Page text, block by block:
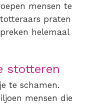
mensen te
praten
helemaal
stotteren
te schamen.
mensen die